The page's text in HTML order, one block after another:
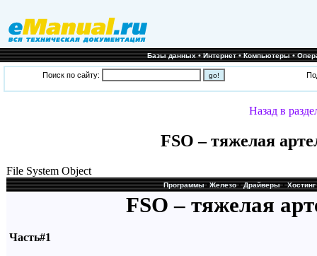
Базы данных•Интернет•Компьютеры•
Поиск по сайту:
Назад в
FSO – тяжелая
File System Object
Программы•Железо•Драйверы•Хостинг
FSO – тяжелая
Часть#1